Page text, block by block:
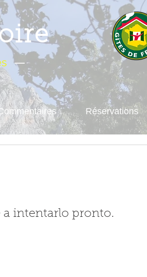
Réservations
a intentarlo pronto.